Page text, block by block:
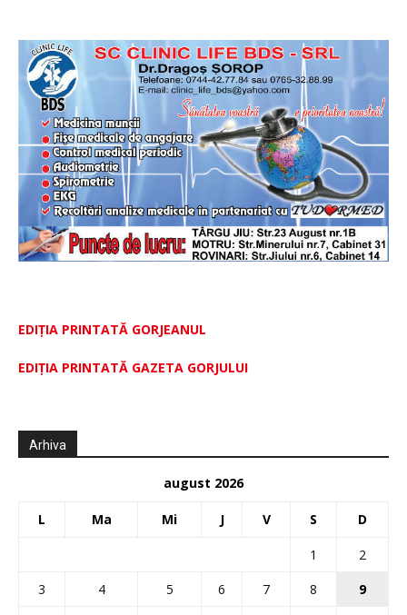
EDIȚIA PRINTATĂ GORJEANUL
EDIŢIA PRINTATĂ GAZETA GORJULUI
Arhiva
august 2026
L Ma Mi J V S D
1
2
3
4 5 6 7 8 9